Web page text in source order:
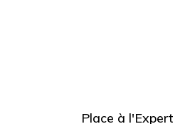
Place à l'Expert